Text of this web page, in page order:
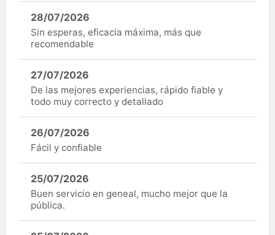
28/07/2026
Sin esperas, eficacia máxima, más que
recomendable
27/07/2026
De las mejores experiencias, rápido fiable y
todo muy correcto y detallado
26/07/2026
Fácil y confiable
25/07/2026
Buen servicio en geneal, mucho mejor que la
pública.